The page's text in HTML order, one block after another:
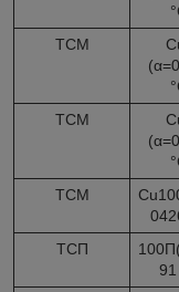
ТСМ
ТСМ
ТСМ
ТСП
91